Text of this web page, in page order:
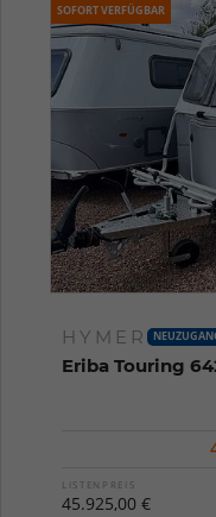
SOFORT VERFÜGBAR
HYMER
Eriba Touring
LISTENPREIS
45.925,00 €